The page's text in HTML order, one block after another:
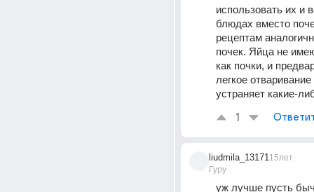
использовать их и
блюдах вместо
рецептам
почек. Яйца не
как почки, и
легкое
устраняет какие-
1
liudmila_13171
Гуру
15лет
уж лучше пусть